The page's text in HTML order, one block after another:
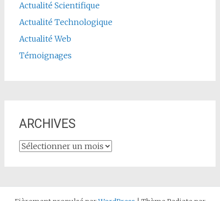
Actualité Scientifique
Actualité Technologique
Actualité Web
Témoignages
ARCHIVES
ARCHIVES